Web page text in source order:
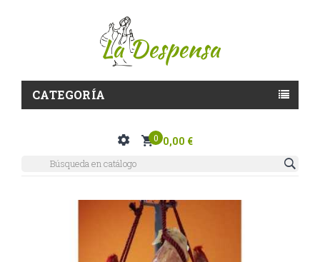
CATEGORÍA
0 0,00 €